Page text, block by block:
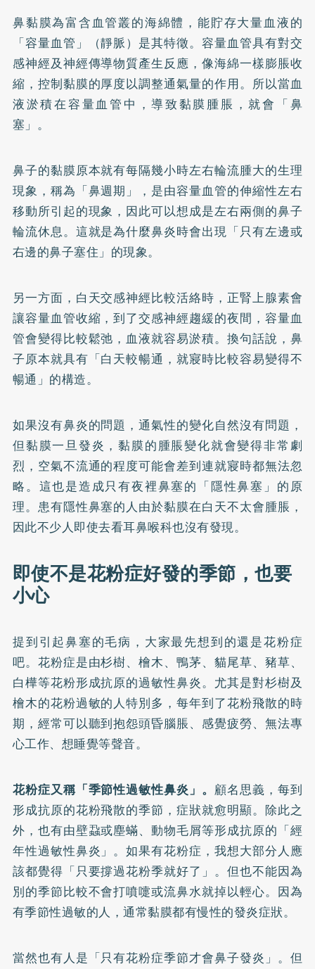
鼻黏膜為富含血管叢的海綿體，能貯存大量血液的
「容量血管」（靜脈）是其特徵。容量血管具有對交
感神經及神經傳導物質產生反應，像海綿一樣膨脹收
縮，控制黏膜的厚度以調整通氣量的作用。所以當血
液淤積在容量血管中，導致黏膜腫脹，就會「鼻
塞」。
鼻子的黏膜原本就有每隔幾小時左右輪流腫大的生理
現象，稱為「鼻週期」，是由容量血管的伸縮性左右
移動所引起的現象，因此可以想成是左右兩側的鼻子
輪流休息。這就是為什麼鼻炎時會出現「只有左邊或
右邊的鼻子塞住」的現象。
另一方面，白天交感神經比較活絡時，正腎上腺素會
讓容量血管收縮，到了交感神經趨緩的夜間，容量血
管會變得比較鬆弛，血液就容易淤積。換句話說，鼻
子原本就具有「白天較暢通，就寢時比較容易變得不
暢通」的構造。
如果沒有鼻炎的問題，通氣性的變化自然沒有問題，
但黏膜一旦發炎，黏膜的腫脹變化就會變得非常劇
烈，空氣不流通的程度可能會差到連就寢時都無法忽
略。這也是造成只有夜裡鼻塞的「隱性鼻塞」的原
理。患有隱性鼻塞的人由於黏膜在白天不太會腫脹，
因此不少人即使去看耳鼻喉科也沒有發現。
即使不是花粉症好發的季節，也要
小心
提到引起鼻塞的毛病，大家最先想到的還是花粉症
吧。花粉症是由杉樹、檜木、鴨茅、貓尾草、豬草、
白樺等花粉形成抗原的過敏性鼻炎。尤其是對杉樹及
檜木的花粉過敏的人特別多，每年到了花粉飛散的時
期，經常可以聽到抱怨頭昏腦脹、感覺疲勞、無法專
心工作、想睡覺等聲音。
花粉症又稱「季節性過敏性鼻炎」。 顧名思義，每到
形成抗原的花粉飛散的季節，症狀就愈明顯。除此之
外，也有由壁蝨或塵蟎、動物毛屑等形成抗原的「經
年性過敏性鼻炎」。如果有花粉症，我想大部分人應
該都覺得「只要撐過花粉季就好了」。但也不能因為
別的季節比較不會打噴嚏或流鼻水就掉以輕心。因為
有季節性過敏的人，通常黏膜都有慢性的發炎症狀。
當然也有人是「只有花粉症季節才會鼻子發炎」。但